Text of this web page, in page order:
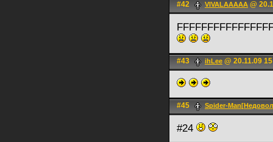
#42 VIVALAAAAA @
#43 ihLee @ 20.11.09
#45 Spider-
#24